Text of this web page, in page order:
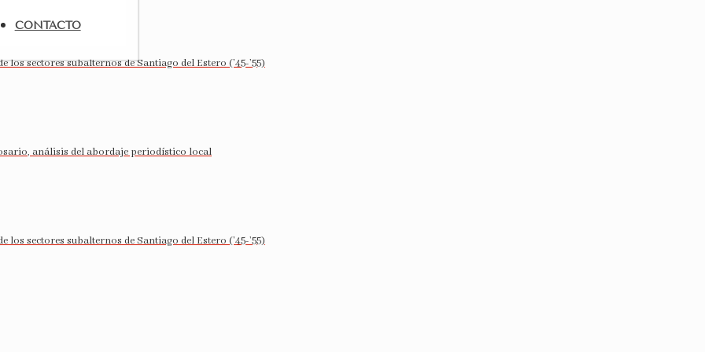
CONTACTO
sectores subalternos de Santiago del Estero (’45-’55)
análisis del abordaje periodístico local
sectores subalternos de Santiago del Estero (’45-’55)